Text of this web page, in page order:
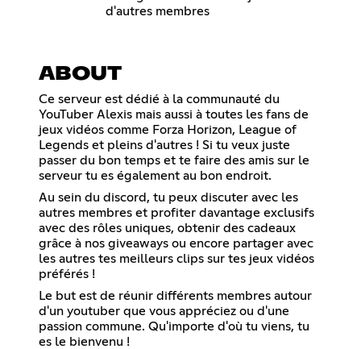
d'autres membres
ABOUT
Ce serveur est dédié à la communauté du
YouTuber Alexis mais aussi à toutes les fans de
jeux vidéos comme Forza Horizon, League of
Legends et pleins d'autres ! Si tu veux juste
passer du bon temps et te faire des amis sur le
serveur tu es également au bon endroit.
Au sein du discord, tu peux discuter avec les
autres membres et profiter davantage exclusifs
avec des rôles uniques, obtenir des cadeaux
grâce à nos giveaways ou encore partager avec
les autres tes meilleurs clips sur tes jeux vidéos
préférés !
Le but est de réunir différents membres autour
d'un youtuber que vous appréciez ou d'une
passion commune. Qu'importe d'où tu viens, tu
es le bienvenu !